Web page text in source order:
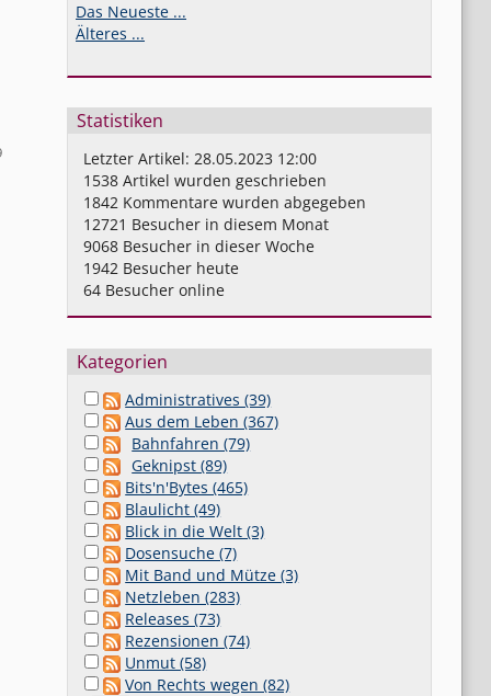
Das Neueste ...
Älteres ...
Statistiken
Letzter Artikel: 28.05.2023 12:00
1538Artikel wurden geschrieben
1842Kommentare wurden abgegeben
12721 Besucher in diesem Monat
9068Besucher in dieser Woche
1942Besucher heute
64Besucher online
Kategorien
Administratives (39)
Aus dem Leben (367)
Bahnfahren (79)
Geknipst (89)
Bits'n'Bytes (465)
Blaulicht (49)
Blick in die Welt (3)
Dosensuche (7)
Mit Band und Mütze (3)
Netzleben (283)
Releases (73)
Rezensionen (74)
Unmut (58)
Von Rechts wegen (82)